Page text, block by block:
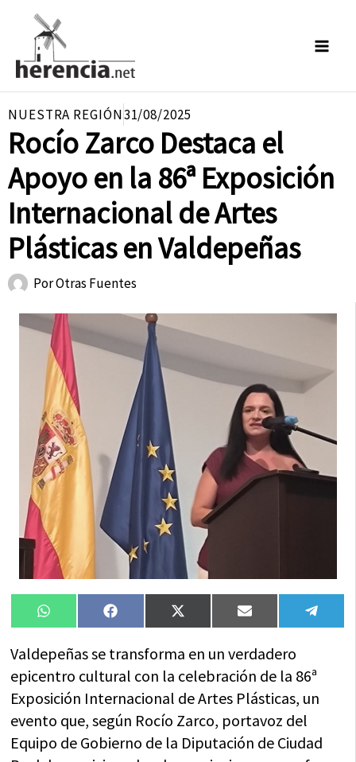
contenido
NUESTRA REGIÓN31/08/2025
Rocío Zarco Destaca el
Apoyo en la 86ª Exposición
Internacional de Artes
Plásticas en Valdepeñas
PorOtras Fuentes
Compartir
en
WhatsAppCompartir
en
FacebookCompartir
en
X
(Twitter)
Compartir
en
Email
en
Valdepeñas se transforma en un verdadero
epicentro cultural con la celebración de la 86ª
Exposición Internacional de Artes Plásticas, un
evento que, según Rocío Zarco, portavoz del
Equipo de Gobierno de la Diputación de Ciudad